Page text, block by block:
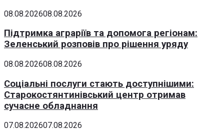
08.08.202608.08.2026
Підтримка аграріїв та допомога регіонам:
Зеленський розповів про рішення уряду
08.08.202608.08.2026
Соціальні послуги стають доступнішими:
Старокостянтинівський центр отримав
сучасне обладнання
07.08.202607.08.2026